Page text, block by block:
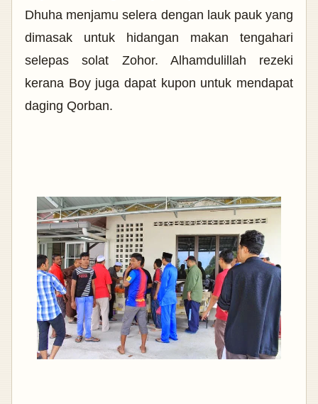
Dhuha menjamu selera dengan lauk pauk yang
dimasak untuk hidangan makan tengahari
selepas solat Zohor. Alhamdulillah rezeki
kerana Boy juga dapat kupon untuk mendapat
daging Qorban.